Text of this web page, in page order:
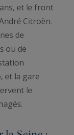
et le front
Citroën.
de
ou de
et la gare
le